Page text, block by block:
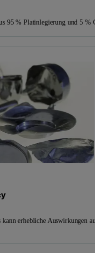
95 % Platinlegierung und 5 %
erhebliche Auswirkungen